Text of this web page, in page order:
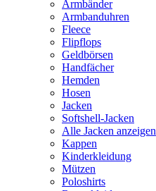
Armbänder
Armbanduhren
Fleece
Flipflops
Geldbörsen
Handfächer
Hemden
Hosen
Jacken
Softshell-Jacken
Alle Jacken anzeigen
Kappen
Kinderkleidung
Mützen
Poloshirts